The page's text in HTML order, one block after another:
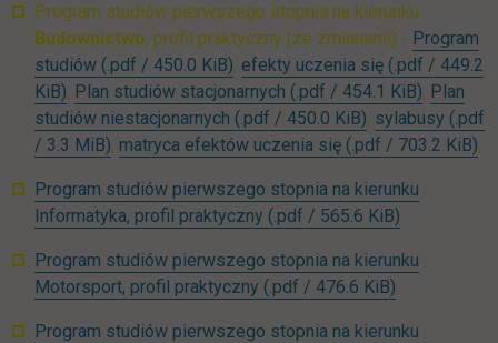
Program studiów pierwszego stopnia na kierunku
Budownictwo, profil praktyczny (ze zmianami) - Program
studiów (.pdf / 450.0 KiB)link otwiera się w nowej karcie
, efekty uczenia się (.pdf / 449.2
KiB)link otwiera się w nowej karcie
, Plan studiów stacjonarnych (.pdf / 454.1 KiB)link
, Plan
studiów niestacjonarnych (.pdf / 450.0 KiB)link otwiera się
, sylabusy (.pdf
/ 3.3 MiB)link otwiera się w nowej karcie
, matryca efektów uczenia się (.pdf / 703.2 KiB),
Program studiów pierwszego stopnia na kierunku
Informatyka, profil praktyczny (.pdf / 565.6 KiB)
Program studiów pierwszego stopnia na kierunku
Motorsport, profil praktyczny (.pdf / 476.6 KiB)
Program studiów pierwszego stopnia na kierunku